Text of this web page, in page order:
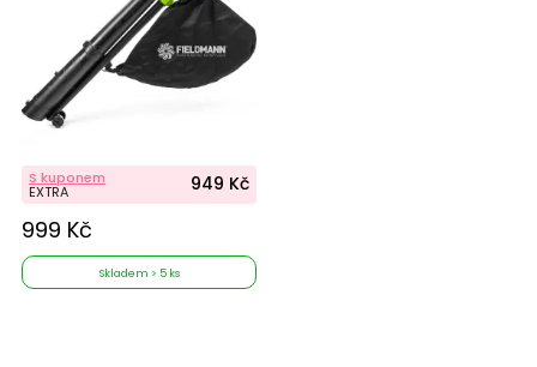
S kuponem
EXTRA 949 Kč
999 Kč
Skladem > 5 ks